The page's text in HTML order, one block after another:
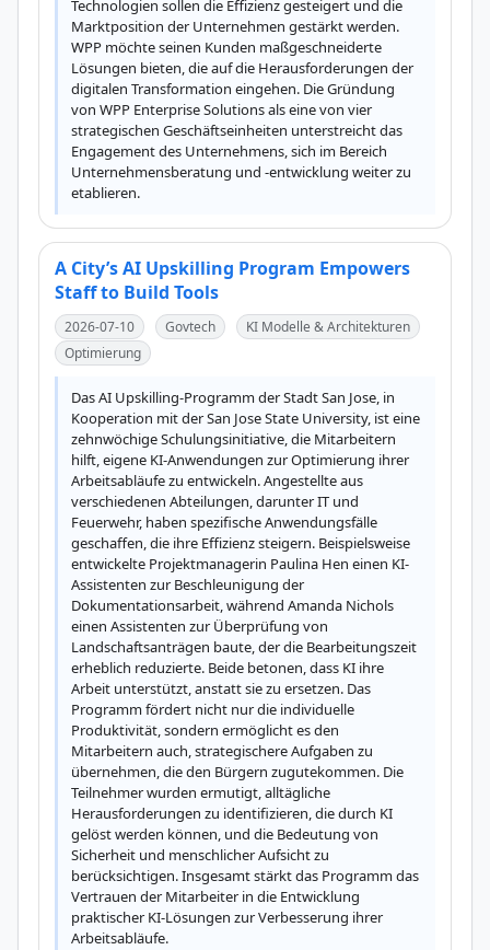
Technologien sollen die Effizienz gesteigert und die
Marktposition der Unternehmen gestärkt werden.
WPP möchte seinen Kunden maßgeschneiderte
Lösungen bieten, die auf die Herausforderungen der
digitalen Transformation eingehen. Die Gründung
von WPP Enterprise Solutions als eine von vier
strategischen Geschäftseinheiten unterstreicht das
Engagement des Unternehmens, sich im Bereich
Unternehmensberatung und -entwicklung weiter zu
etablieren.
A City’s AI Upskilling Program Empowers
Staff to Build Tools
2026-07-10 Govtech
KI Modelle & Architekturen
Optimierung
Das AI Upskilling-Programm der Stadt San Jose, in
Kooperation mit der San Jose State University, ist eine
zehnwöchige Schulungsinitiative, die Mitarbeitern
hilft, eigene KI-Anwendungen zur Optimierung ihrer
Arbeitsabläufe zu entwickeln. Angestellte aus
verschiedenen Abteilungen, darunter IT und
Feuerwehr, haben spezifische Anwendungsfälle
geschaffen, die ihre Effizienz steigern. Beispielsweise
entwickelte Projektmanagerin Paulina Hen einen KI-
Assistenten zur Beschleunigung der
Dokumentationsarbeit, während Amanda Nichols
einen Assistenten zur Überprüfung von
Landschaftsanträgen baute, der die Bearbeitungszeit
erheblich reduzierte. Beide betonen, dass KI ihre
Arbeit unterstützt, anstatt sie zu ersetzen. Das
Programm fördert nicht nur die individuelle
Produktivität, sondern ermöglicht es den
Mitarbeitern auch, strategischere Aufgaben zu
übernehmen, die den Bürgern zugutekommen. Die
Teilnehmer wurden ermutigt, alltägliche
Herausforderungen zu identifizieren, die durch KI
gelöst werden können, und die Bedeutung von
Sicherheit und menschlicher Aufsicht zu
berücksichtigen. Insgesamt stärkt das Programm das
Vertrauen der Mitarbeiter in die Entwicklung
praktischer KI-Lösungen zur Verbesserung ihrer
Arbeitsabläufe.